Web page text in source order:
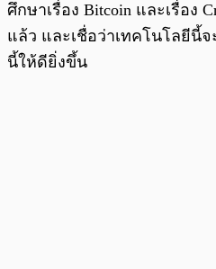
ศึกษาเรื่อง Bitcoin และเรื่อง
แล้ว และเชื่อว่าเทคโนโลยีนี้
นี้ให้ดียิ่งขึ้น